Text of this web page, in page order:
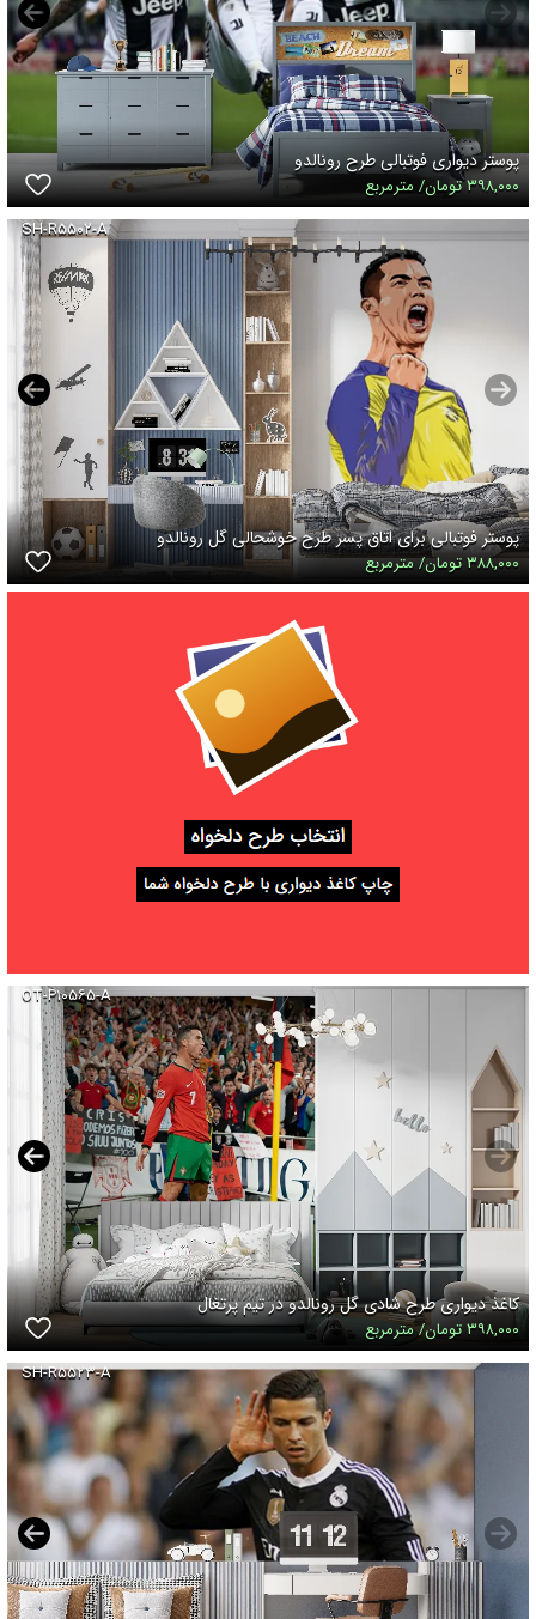
پوستر دیواری فوتبالی طرح رونالدو
۳۹۸,۰۰۰ تومان/ مترمربع
SH-R۵۵۰۲-A
پوستر فوتبالی برای اتاق پسر طرح خوشحالی گل رونالدو
۳۸۸,۰۰۰ تومان/ مترمربع
OT-P۱۰۵۶۵-A
کاغذ دیواری طرح شادی گل رونالدو در تیم پرتغال
۳۹۸,۰۰۰ تومان/ مترمربع
SH-R۵۵۲۳-A